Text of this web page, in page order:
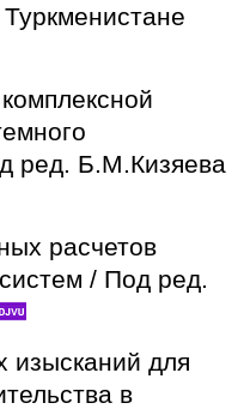
ред. Б.М.Кизяева
расчетов
/ Под ред.
изысканий для
в